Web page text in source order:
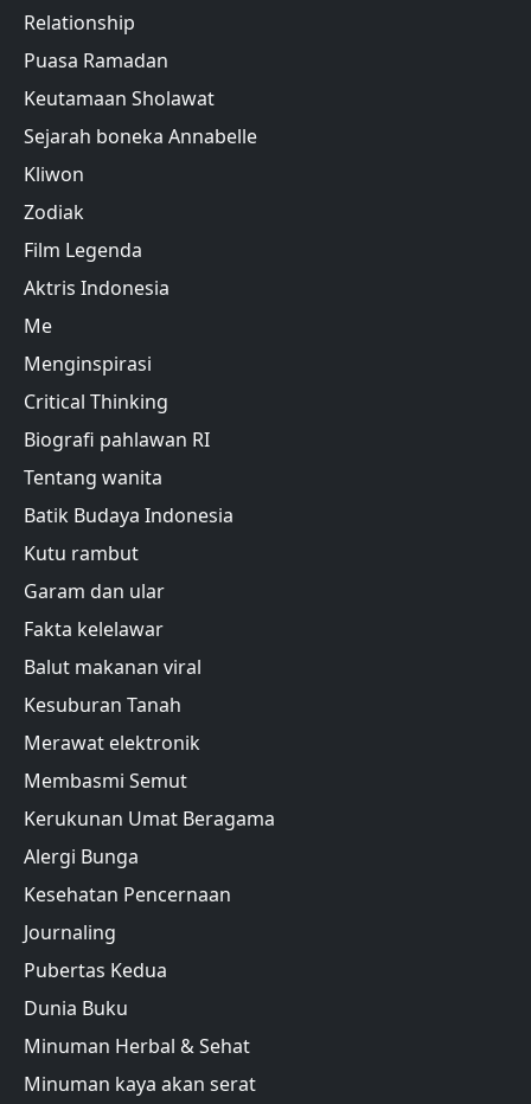
Relationship
Puasa Ramadan
Keutamaan Sholawat
Sejarah boneka Annabelle
Kliwon
Zodiak
Film Legenda
Aktris Indonesia
Me
Menginspirasi
Critical Thinking
Biografi pahlawan RI
Tentang wanita
Batik Budaya Indonesia
Kutu rambut
Garam dan ular
Fakta kelelawar
Balut makanan viral
Kesuburan Tanah
Merawat elektronik
Membasmi Semut
Kerukunan Umat Beragama
Alergi Bunga
Kesehatan Pencernaan
Journaling
Pubertas Kedua
Dunia Buku
Minuman Herbal & Sehat
Minuman kaya akan serat